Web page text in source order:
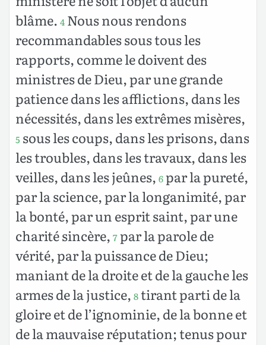
blâme. 4 Nous nous rendons
recommandables sous tous les
rapports, comme le doivent des
ministres de Dieu, par une grande
patience dans les afflictions, dans les
nécessités, dans les extrêmes misères,
5 sous les coups, dans les prisons, dans
les troubles, dans les travaux, dans les
veilles, dans les jeûnes, 6par la pureté,
par la science, par la longanimité, par
la bonté, par un esprit saint, par une
charité sincère, 7par la parole de
vérité, par la puissance de Dieu;
maniant de la droite et de la gauche les
armes de la justice, 8tirant parti de la
gloire et de l’ignominie, de la bonne et
de la mauvaise réputation; tenus pour